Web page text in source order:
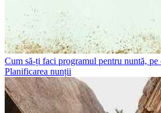
Cum să-ți faci programul pentru nuntă, pe
Planificarea nunții